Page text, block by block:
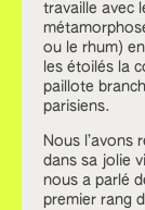
travaille avec
ou le rhum)
les étoilés la
paillote
parisiens.
Nous l’avons
dans sa jolie
nous a parlé
premier rang